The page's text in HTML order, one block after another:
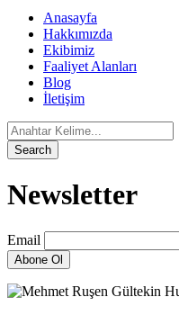
Anasayfa
Hakkımızda
Ekibimiz
Faaliyet Alanları
Blog
İletişim
Newsletter
Email